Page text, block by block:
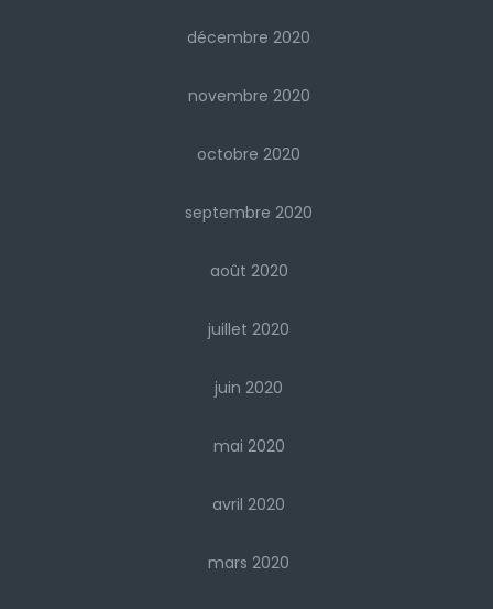
décembre 2020
novembre 2020
octobre 2020
septembre 2020
août 2020
juillet 2020
juin 2020
mai 2020
avril 2020
mars 2020